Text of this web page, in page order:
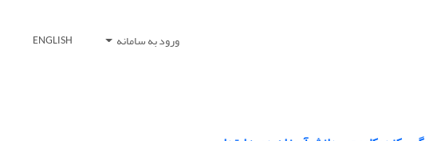
ورود به سامانه ENGLISH